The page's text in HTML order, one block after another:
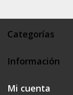
Categorías
Información
Mi cuenta